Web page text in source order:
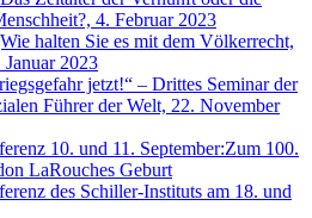
4. Februar 2023
halten Sie es mit dem Völkerrecht,
2023
jetzt!“ – Drittes Seminar der
Führer der Welt, 22. November
10. und 11. September:Zum 100.
LaRouches Geburt
des Schiller-Instituts am 18. und